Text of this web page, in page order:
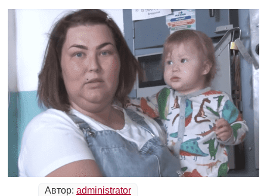
Автор: administrator